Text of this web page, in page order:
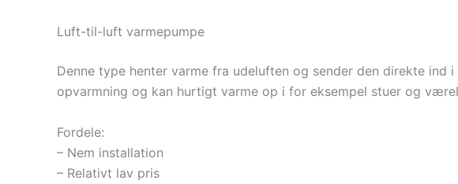
Luft-til-luft varmepumpe
Denne type henter varme fra udeluften og sender den direkte
opvarmning og kan hurtigt varme op i for eksempel stuer og
Fordele:
– Nem installation
– Relativt lav pris